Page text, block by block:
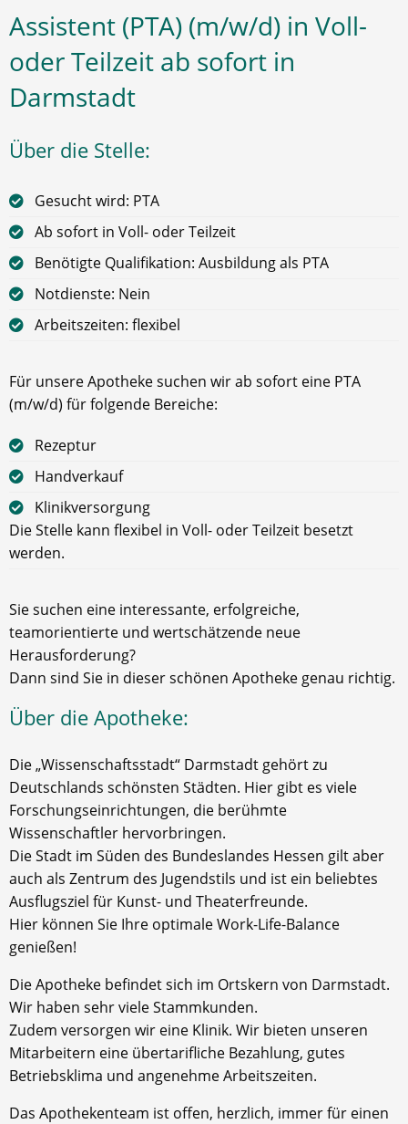
Assistent (PTA) (m/w/d) in Voll-
oder Teilzeit ab sofort in
Darmstadt
Über die Stelle:
Gesucht wird: PTA
Ab sofort in Voll- oder Teilzeit
Benötigte Qualifikation: Ausbildung als PTA
Notdienste: Nein
Arbeitszeiten: flexibel
Für unsere Apotheke suchen wir ab sofort eine PTA
(m/w/d) für folgende Bereiche:
Rezeptur
Handverkauf
Klinikversorgung
Die Stelle kann flexibel in Voll- oder Teilzeit besetzt
werden.
Sie suchen eine interessante, erfolgreiche,
teamorientierte und wertschätzende neue
Herausforderung?
Dann sind Sie in dieser schönen Apotheke genau richtig.
Über die Apotheke:
Die „Wissenschaftsstadt“ Darmstadt gehört zu
Deutschlands schönsten Städten. Hier gibt es viele
Forschungseinrichtungen, die berühmte
Wissenschaftler hervorbringen.
Die Stadt im Süden des Bundeslandes Hessen gilt aber
auch als Zentrum des Jugendstils und ist ein beliebtes
Ausflugsziel für Kunst- und Theaterfreunde.
Hier können Sie Ihre optimale Work-Life-Balance
genießen!
Die Apotheke befindet sich im Ortskern von Darmstadt.
Wir haben sehr viele Stammkunden.
Zudem versorgen wir eine Klinik. Wir bieten unseren
Mitarbeitern eine übertarifliche Bezahlung, gutes
Betriebsklima und angenehme Arbeitszeiten.
Das Apothekenteam ist offen, herzlich, immer für einen